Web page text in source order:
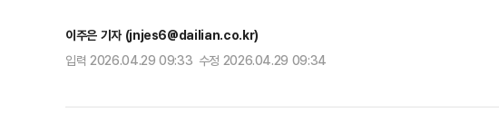
이주은 기자 (jnjes6@dailian.co.kr)
입력 2026.04.29 09:33 수정 2026.04.29 09:34